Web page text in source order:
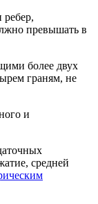
ребер,
превышать в
более двух
граням, не
и
средней